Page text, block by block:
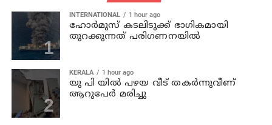
INTERNATIONAL 1 hour ago
ഹോര്‍മുസ് കടലിടുക്ക് ഭാഗികമായി
തുറക്കുന്നത് പരിഗണനയില്‍
KERALA 1 hour ago
യു പി യില്‍ പഴയ വീട് തകര്‍ന്നുവീണ്
ആറുപേര്‍ മരിച്ചു